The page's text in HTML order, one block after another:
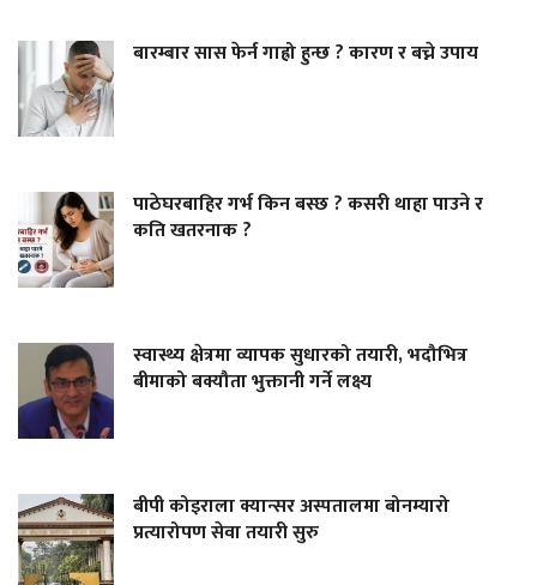
बारम्बार सास फेर्न गाह्रो हुन्छ ? कारण र बच्ने उपाय
पाठेघरबाहिर गर्भ किन बस्छ ? कसरी थाहा पाउने र
कति खतरनाक ?
स्वास्थ्य क्षेत्रमा व्यापक सुधारको तयारी, भदौभित्र
बीमाको बक्यौता भुक्तानी गर्ने लक्ष्य
बीपी कोइराला क्यान्सर अस्पतालमा बोनम्यारो
प्रत्यारोपण सेवा तयारी सुरु